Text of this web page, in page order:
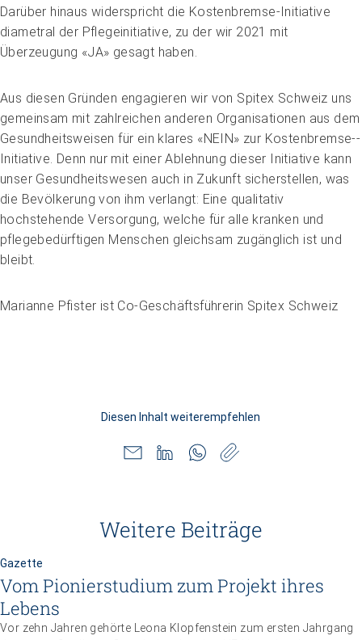
Impuls
Umgang mit verhaltensbezogenen und
psychologischen Symptomen bei Menschen mit
Demenz
20.08.2026
Darüber hinaus widerspricht die Kostenbremse-­Initiative
diametral der Pflegeinitiative, zu der wir 2021 mit
Überzeugung «JA» gesagt haben.
Aus diesen Gründen engagieren wir von Spitex Schweiz uns
gemeinsam mit zahlreichen anderen Organisationen aus dem
Gesundheitsweisen für ein klares «NEIN» zur Kostenbremse-­
Initiative. Denn nur mit einer Ablehnung dieser Initiative kann
unser Gesundheitswesen auch in Zukunft sicherstellen, was
die Bevölkerung von ihm verlangt: Eine qualitativ
hochstehende Versorgung, welche für alle kranken und
pflegebedürftigen Menschen gleichsam zugänglich ist und
bleibt.
Marianne Pfister ist Co-Geschäftsführerin Spitex Schweiz
Diesen Inhalt weiterempfehlen
Weitere Beiträge
Gazette
Vom Pionierstudium zum Projekt ihres
Lebens
Vor zehn Jahren gehörte Leona Klopfenstein zum ersten Jahrgang